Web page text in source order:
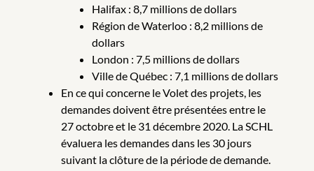
Halifax : 8,7 millions de dollars
Région de Waterloo : 8,2 millions de
dollars
London : 7,5 millions de dollars
Ville de Québec : 7,1 millions de dollars
En ce qui concerne le Volet des projets, les
demandes doivent être présentées entre le
27 octobre et le 31 décembre 2020. La SCHL
évaluera les demandes dans les 30 jours
suivant la clôture de la période de demande.